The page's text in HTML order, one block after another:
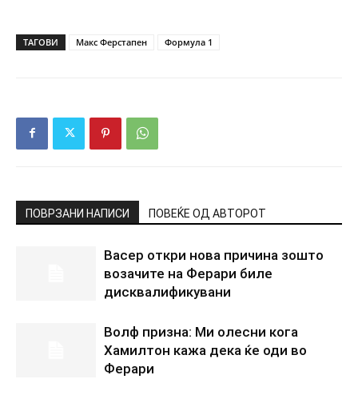
ТАГОВИ Макс Ферстапен Формула 1
ПОВРЗАНИ НАПИСИ ПОВЕЌЕ ОД АВТОРОТ
Васер откри нова причина зошто
возачите на Ферари биле
дисквалификувани
Волф призна: Ми олесни кога
Хамилтон кажа дека ќе оди во
Ферари